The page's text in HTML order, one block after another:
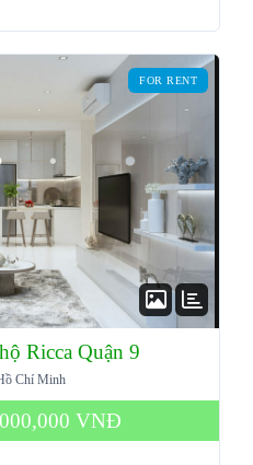
FOR RENT
Ricca Quận 9
Chí Minh
VNĐ